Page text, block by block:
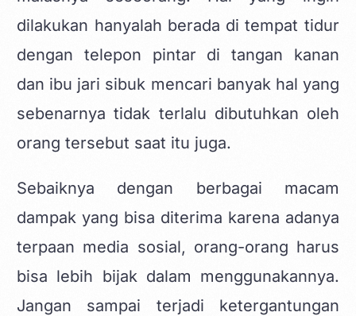
dilakukan hanyalah berada di tempat tidur
dengan telepon pintar di tangan kanan
dan ibu jari sibuk mencari banyak hal yang
sebenarnya tidak terlalu dibutuhkan oleh
orang tersebut saat itu juga.
Sebaiknya dengan berbagai macam
dampak yang bisa diterima karena adanya
terpaan media sosial, orang-orang harus
bisa lebih bijak dalam menggunakannya.
Jangan sampai terjadi ketergantungan